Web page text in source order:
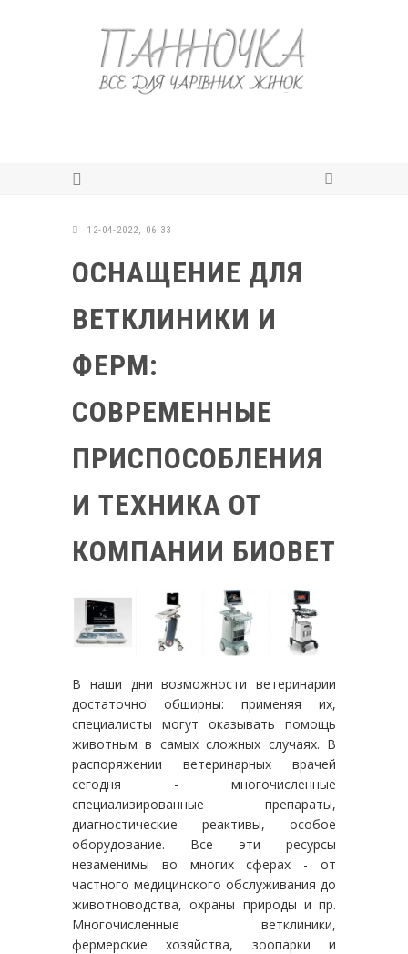
12-04-2022, 06:33
ОСНАЩЕНИЕ ДЛЯ
ВЕТКЛИНИКИ И
ФЕРМ:
СОВРЕМЕННЫЕ
ПРИСПОСОБЛЕНИЯ
И ТЕХНИКА ОТ
КОМПАНИИ БИОВЕТ
В наши дни возможности ветеринарии
достаточно обширны: применяя их,
специалисты могут оказывать помощь
животным в самых сложных случаях. В
распоряжении ветеринарных врачей
сегодня - многочисленные
специализированные препараты,
диагностические реактивы, особое
оборудование. Все эти ресурсы
незаменимы во многих сферах - от
частного медицинского обслуживания до
животноводства, охраны природы и пр.
Многочисленные ветклиники,
фермерские хозяйства, зоопарки и